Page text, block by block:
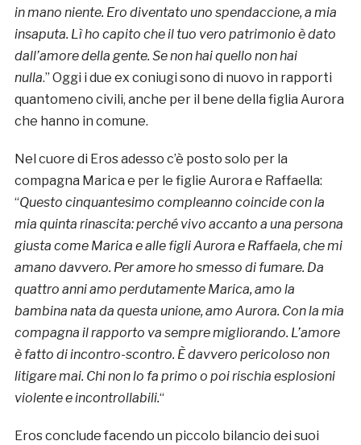
in mano niente. Ero diventato uno spendaccione, a mia
insaputa. Lì ho capito che il tuo vero patrimonio è dato
dall’amore della gente. Se non hai quello non hai
nulla.” Oggi i due ex coniugi sono di nuovo in rapporti
quantomeno civili, anche per il bene della figlia Aurora
che hanno in comune.
Nel cuore di Eros adesso c’è posto solo per la
compagna Marica e per le figlie Aurora e Raffaella:
“Questo cinquantesimo compleanno coincide con la
mia quinta rinascita: perché vivo accanto a una persona
giusta come Marica e alle figli Aurora e Raffaela, che mi
amano davvero. Per amore ho smesso di fumare. Da
quattro anni amo perdutamente Marica, amo la
bambina nata da questa unione, amo Aurora. Con la mia
compagna il rapporto va sempre migliorando. L’amore
è fatto di incontro-scontro. È davvero pericoloso non
litigare mai. Chi non lo fa primo o poi rischia esplosioni
violente e incontrollabili.“
Eros conclude facendo un piccolo bilancio dei suoi